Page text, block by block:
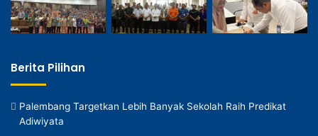
Berita Pilihan
Palembang Targetkan Lebih Banyak Sekolah Raih Predikat
Adiwiyata